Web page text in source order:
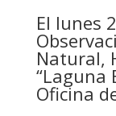
El lunes
Natural,
“Laguna
Oficina